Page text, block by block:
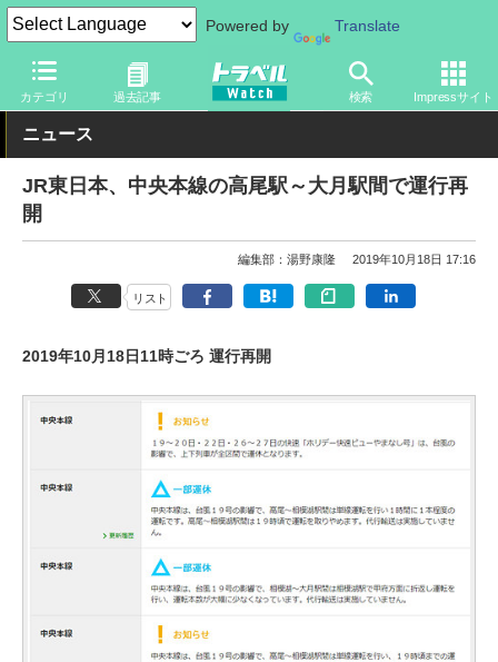
Powered by Translate
カテゴリ 過去記事 検索 Impressサイト
トラベル Watch 旅の方法 鉄旅 鉄道
ニュース
JR東日本、中央本線の高尾駅～大月駅間で運行再
開
編集部：湯野康隆 2019年10月18日 17:16
リスト
2019年10月18日11時ごろ 運行再開